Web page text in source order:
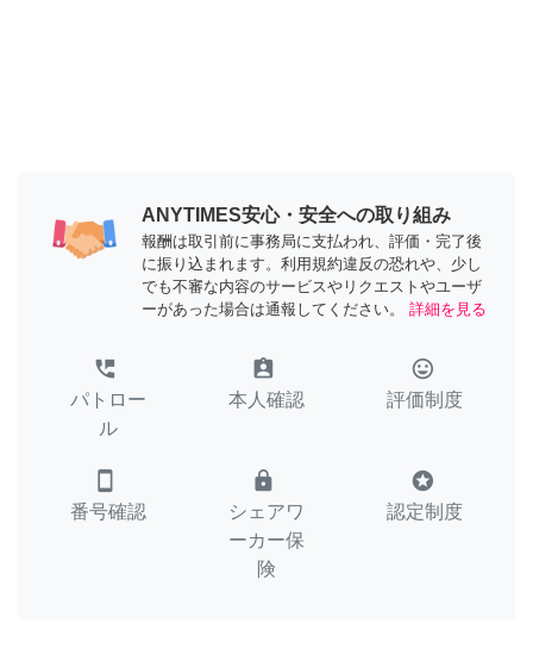
ANYTIMES安心・安全への取り組み
報酬は取引前に事務局に支払われ、評価・完了後
に振り込まれます。利用規約違反の恐れや、少し
でも不審な内容のサービスやリクエストやユーザ
ーがあった場合は通報してください。
詳細を見る
perm_phone_msg
パトロー
ル
assignment_ind
本人確認
tag_faces
評価制度
smartphone
番号確認
lock
シェアワ
ーカー保
険
stars
認定制度